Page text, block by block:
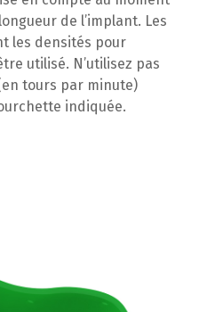
de l’implant. Les
les densités pour
utilisé. N’utilisez pas
tours par minute)
indiquée.